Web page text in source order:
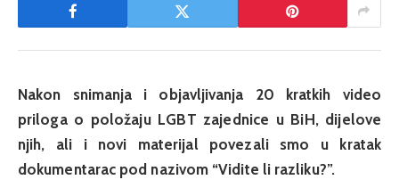
Nakon snimanja i objavljivanja 20 kratkih video
priloga o položaju LGBT zajednice u BiH, dijelove
njih, ali i novi materijal povezali smo u kratak
dokumentarac pod nazivom “Vidite li razliku?”.